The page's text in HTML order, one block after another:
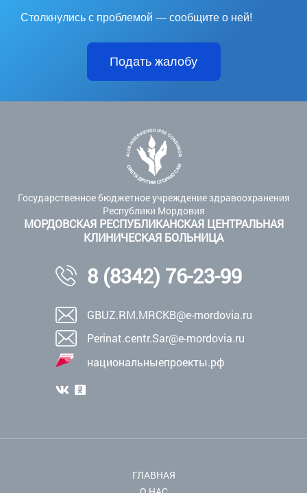
Столкнулись с проблемой — сообщите о ней!
Подать жалобу
Государственное бюджетное учреждение здравоохранения
Республики Мордовия
МОРДОВСКАЯ РЕСПУБЛИКАНСКАЯ ЦЕНТРАЛЬНАЯ
КЛИНИЧЕСКАЯ БОЛЬНИЦА
8 (8342) 76-23-99
GBUZ.RM.MRCKB@e-mordovia.ru
Perinat.centr.Sar@e-mordovia.ru
национальныепроекты.рф
ГЛАВНАЯ